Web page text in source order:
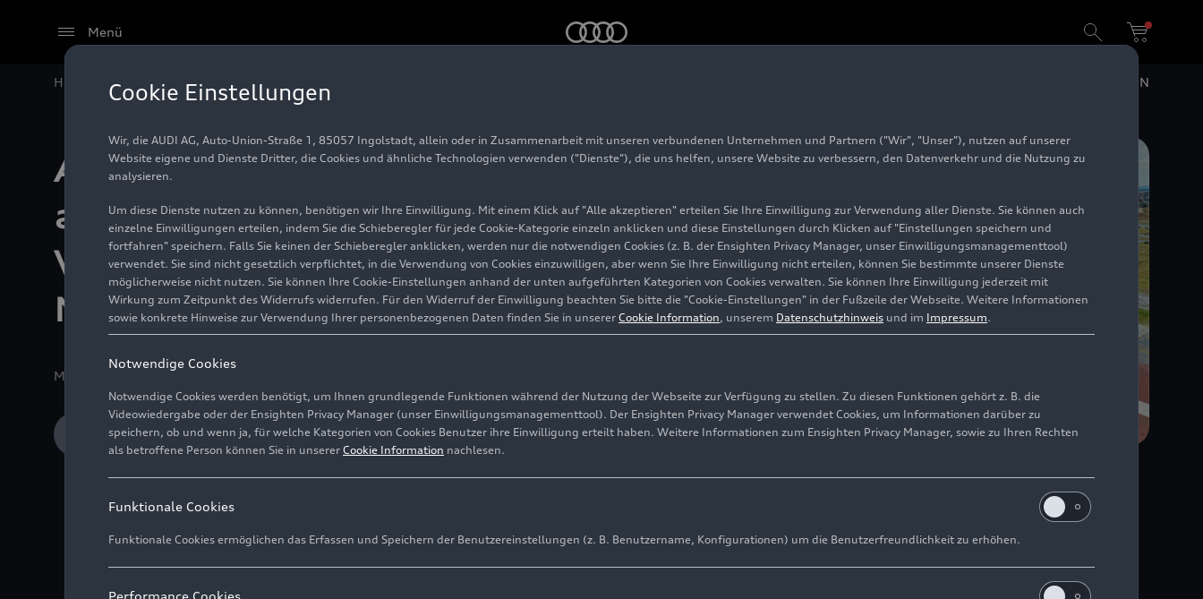
Menü
Home Audi México erinnert anlässlich des Weltwassertags an die Maßnahmen im Werk EN
Audi México erinnert
anlässlich des
Weltwassertags an die
Maßnahmen im Werk
Medieninformation
Download Medieninformation
Cookie Einstellungen
Wir, die AUDI AG, Auto-Union-Straße 1, 85057 Ingolstadt, allein oder in Zusammenarbeit mit unseren verbundenen Unternehmen und Partnern ("Wir", "Unser"), nutzen auf unserer
Website eigene und Dienste Dritter, die Cookies und ähnliche Technologien verwenden ("Dienste"), die uns helfen, unsere Website zu verbessern, den Datenverkehr und die Nutzung zu
analysieren.
Um diese Dienste nutzen zu können, benötigen wir Ihre Einwilligung. Mit einem Klick auf "Alle akzeptieren" erteilen Sie Ihre Einwilligung zur Verwendung aller Dienste. Sie können auch
einzelne Einwilligungen erteilen, indem Sie die Schieberegler für jede Cookie-Kategorie einzeln anklicken und diese Einstellungen durch Klicken auf "Einstellungen speichern und
fortfahren" speichern. Falls Sie keinen der Schieberegler anklicken, werden nur die notwendigen Cookies (z. B. der Ensighten Privacy Manager, unser Einwilligungsmanagementtool)
verwendet. Sie sind nicht gesetzlich verpflichtet, in die Verwendung von Cookies einzuwilligen, aber wenn Sie Ihre Einwilligung nicht erteilen, können Sie bestimmte unserer Dienste
möglicherweise nicht nutzen. Sie können Ihre Cookie-Einstellungen anhand der unten aufgeführten Kategorien von Cookies verwalten. Sie können Ihre Einwilligung jederzeit mit
Wirkung zum Zeitpunkt des Widerrufs widerrufen. Für den Widerruf der Einwilligung beachten Sie bitte die "Cookie-Einstellungen" in der Fußzeile der Webseite. Weitere Informationen
sowie konkrete Hinweise zur Verwendung Ihrer personenbezogenen Daten finden Sie in unserer Cookie Information, unserem Datenschutzhinweis und im Impressum.
Notwendige Cookies
Notwendige Cookies werden benötigt, um Ihnen grundlegende Funktionen während der Nutzung der Webseite zur Verfügung zu stellen. Zu diesen Funktionen gehört z. B. die
Videowiedergabe oder der Ensighten Privacy Manager (unser Einwilligungsmanagementtool). Der Ensighten Privacy Manager verwendet Cookies, um Informationen darüber zu
speichern, ob und wenn ja, für welche Kategorien von Cookies Benutzer ihre Einwilligung erteilt haben. Weitere Informationen zum Ensighten Privacy Manager, sowie zu Ihren Rechten
als betroffene Person können Sie in unserer Cookie Information nachlesen.
Funktionale Cookies
Funktionale Cookies ermöglichen das Erfassen und Speichern der Benutzereinstellungen (z. B. Benutzername, Konfigurationen) um die Benutzerfreundlichkeit zu erhöhen.
Performance Cookies